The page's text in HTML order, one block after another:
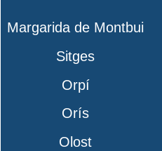
Margarida de Montbui
Sitges
Orpí
Orís
Olost